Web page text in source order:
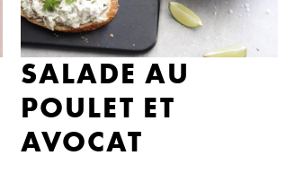
SALADE AU
POULET ET
AVOCAT